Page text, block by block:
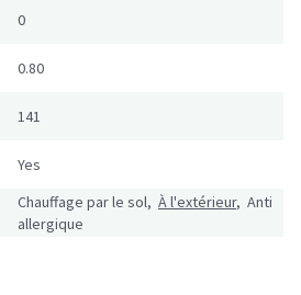
0
0.80
141
Yes
Chauffage par le sol, À l'extérieur, Anti
allergique